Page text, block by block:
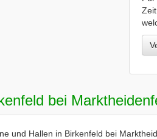
bei
und Hallen in Birkenfeld bei